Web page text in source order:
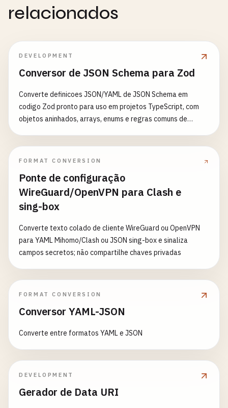
relacionados
DEVELOPMENT
Conversor de JSON Schema para Zod
Converte definicoes JSON/YAML de JSON Schema em
codigo Zod pronto para uso em projetos TypeScript, com
objetos aninhados, arrays, enums e regras comuns de
FORMAT CONVERSION
Ponte de configuração
WireGuard/OpenVPN para Clash e
sing-box
Converte texto colado de cliente WireGuard ou OpenVPN
para YAML Mihomo/Clash ou JSON sing-box e sinaliza
campos secretos; não compartilhe chaves privadas
FORMAT CONVERSION
Conversor YAML-JSON
Converte entre formatos YAML e JSON
DEVELOPMENT
Gerador de Data URI